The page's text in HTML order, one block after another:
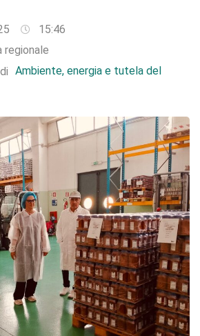
15:46
regionale
Ambiente, energia e tutela del